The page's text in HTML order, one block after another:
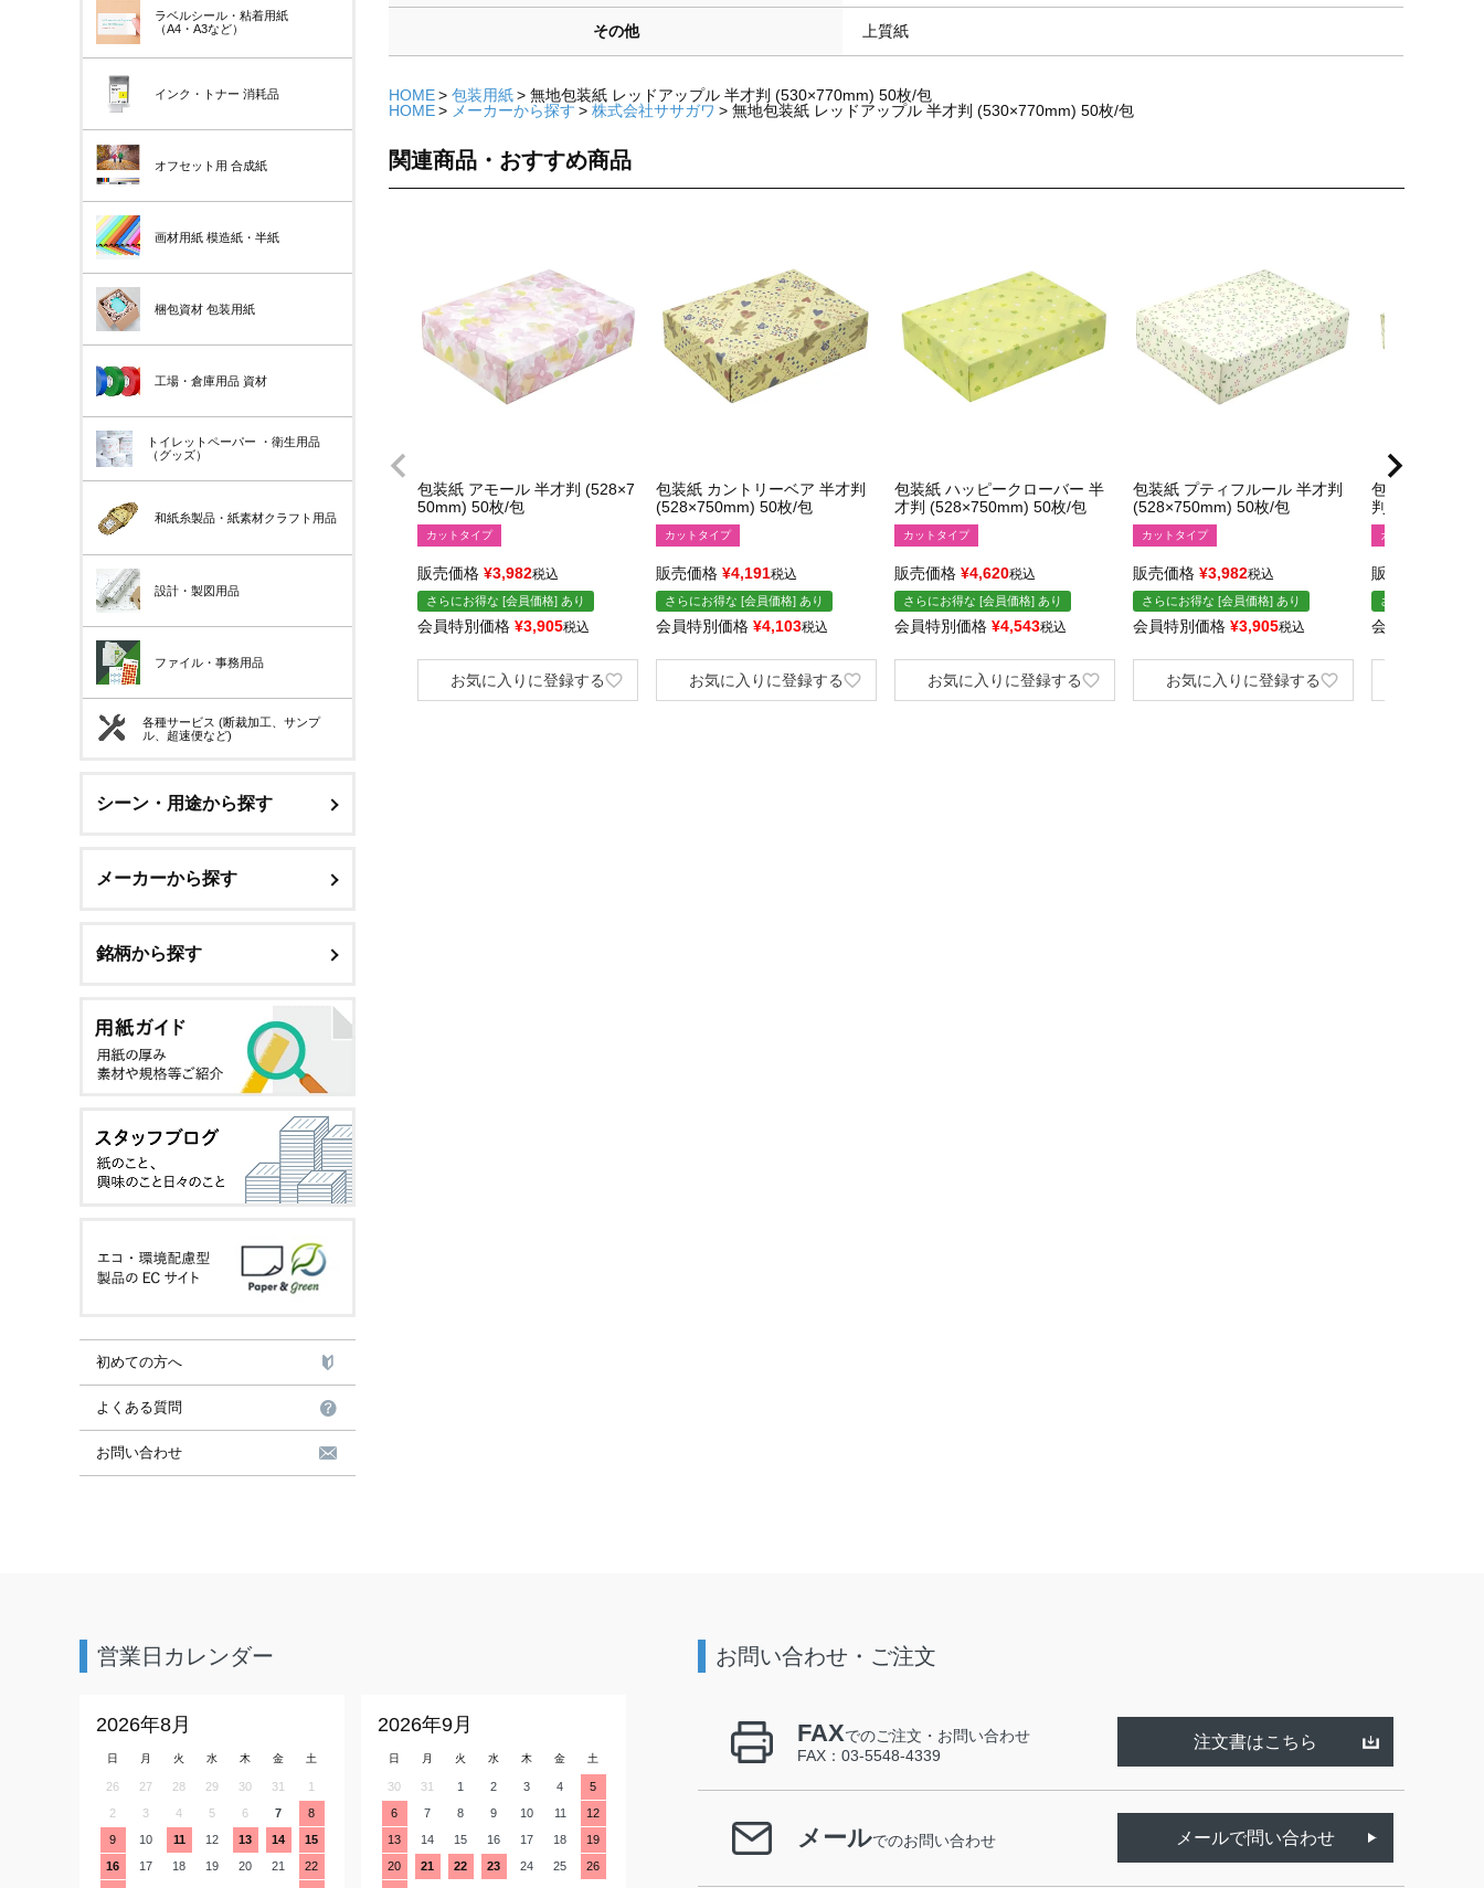
ラベルシール・粘着用紙
（A4・A3など）
インク・トナー 消耗品
オフセット用 合成紙
画材用紙 模造紙・半紙
梱包資材 包装用紙
工場・倉庫用品 資材
トイレットペーパー ・衛生用品
（グッズ）
和紙糸製品・紙素材クラフト用品
設計・製図用品
ファイル・事務用品
各種サービス (断裁加工、サンプ
ル、超速便など)
シーン・用途から探す
メーカーから探す
銘柄から探す
初めての方へ
よくある質問
お問い合わせ
×
その他 上質紙
HOME 包装用紙
無地包装紙 レッドアップル 半才判 (530×770mm) 50枚/包
HOME
メーカーから探す 株式会社ササガワ 無地包装紙 レッドアップル 半才判 (530×770mm) 50枚/包
関連商品・おすすめ商品
包装紙 アモール 半才判 (528×7
50mm) 50枚/包
カットタイプ
販売価格 ¥3,982税込
さらにお得な [会員価格] あり
会員特別価格 ¥3,905税込
お気に入りに登録する
包装紙 カントリーベア 半才判
(528×750mm) 50枚/包
カットタイプ
販売価格 ¥4,191税込
さらにお得な [会員価格] あり
会員特別価格 ¥4,103税込
お気に入りに登録する
包装紙 ハッピークローバー 半
才判 (528×750mm) 50枚/包
カットタイプ
販売価格 ¥4,620税込
さらにお得な [会員価格] あり
会員特別価格 ¥4,543税込
お気に入りに登録する
包装紙 プティフルール 半才判
(528×750mm) 50枚/包
カットタイプ
販売価格 ¥3,982税込
さらにお得な [会員価格] あり
会員特別価格 ¥3,905税込
お気に入りに登録する
包装紙 フラー
判
カットタイプ
販売価格
さらにお得な [会
会員特別価格
営業日カレンダー
2026年8月
日 月 火 水 木 金 土
26 27 28 29 30 31
1
2
3 4 5 6 7
8
9
10 11 12 13 14
15
16
17 18 19 20 21
22
2026年9月
日 月 火 水 木 金 土
30 31 1 2 3 4
5
6
7 8 9 10 11
12
13
14 15 16 17 18
19
20
21 22 23 24 25
26
お問い合わせ・ご注文
FAXでのご注文・お問い合わせ
FAX：03-5548-4339
注文書はこちら
メールでのお問い合わせ メールで問い合わせ